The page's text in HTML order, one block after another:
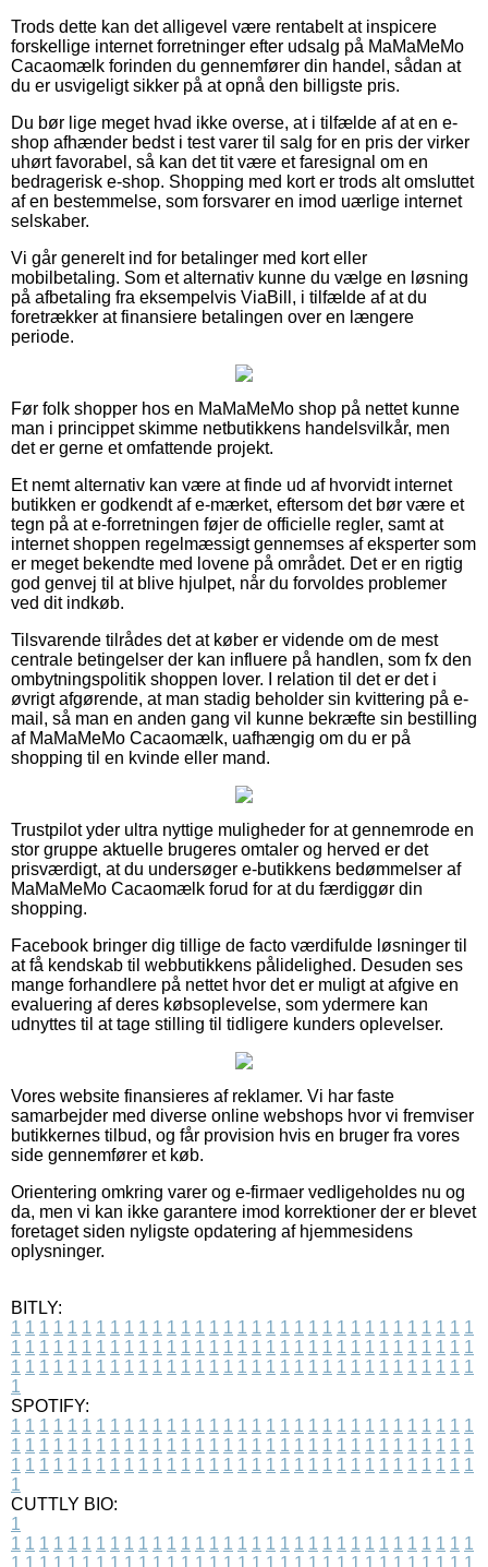
Trods dette kan det alligevel være rentabelt at inspicere
forskellige internet forretninger efter udsalg på MaMaMeMo
Cacaomælk forinden du gennemfører din handel, sådan at
du er usvigeligt sikker på at opnå den billigste pris.
Du bør lige meget hvad ikke overse, at i tilfælde af at en e-
shop afhænder bedst i test varer til salg for en pris der virker
uhørt favorabel, så kan det tit være et faresignal om en
bedragerisk e-shop. Shopping med kort er trods alt omsluttet
af en bestemmelse, som forsvarer en imod uærlige internet
selskaber.
Vi går generelt ind for betalinger med kort eller
mobilbetaling. Som et alternativ kunne du vælge en løsning
på afbetaling fra eksempelvis ViaBill, i tilfælde af at du
foretrækker at finansiere betalingen over en længere
periode.
Før folk shopper hos en MaMaMeMo shop på nettet kunne
man i princippet skimme netbutikkens handelsvilkår, men
det er gerne et omfattende projekt.
Et nemt alternativ kan være at finde ud af hvorvidt internet
butikken er godkendt af e-mærket, eftersom det bør være et
tegn på at e-forretningen føjer de officielle regler, samt at
internet shoppen regelmæssigt gennemses af eksperter som
er meget bekendte med lovene på området. Det er en rigtig
god genvej til at blive hjulpet, når du forvoldes problemer
ved dit indkøb.
Tilsvarende tilrådes det at køber er vidende om de mest
centrale betingelser der kan influere på handlen, som fx den
ombytningspolitik shoppen lover. I relation til det er det i
øvrigt afgørende, at man stadig beholder sin kvittering på e-
mail, så man en anden gang vil kunne bekræfte sin bestilling
af MaMaMeMo Cacaomælk, uafhængig om du er på
shopping til en kvinde eller mand.
Trustpilot yder ultra nyttige muligheder for at gennemrode en
stor gruppe aktuelle brugeres omtaler og herved er det
prisværdigt, at du undersøger e-butikkens bedømmelser af
MaMaMeMo Cacaomælk forud for at du færdiggør din
shopping.
Facebook bringer dig tillige de facto værdifulde løsninger til
at få kendskab til webbutikkens pålidelighed. Desuden ses
mange forhandlere på nettet hvor det er muligt at afgive en
evaluering af deres købsoplevelse, som ydermere kan
udnyttes til at tage stilling til tidligere kunders oplevelser.
Vores website finansieres af reklamer. Vi har faste
samarbejder med diverse online webshops hvor vi fremviser
butikkernes tilbud, og får provision hvis en bruger fra vores
side gennemfører et køb.
Orientering omkring varer og e-firmaer vedligeholdes nu og
da, men vi kan ikke garantere imod korrektioner der er blevet
foretaget siden nyligste opdatering af hjemmesidens
oplysninger.
BITLY:
1 1 1 1 1 1 1 1 1 1 1 1 1 1 1 1 1 1 1 1 1 1 1 1 1 1 1 1 1 1 1 1 1
1 1 1 1 1 1 1 1 1 1 1 1 1 1 1 1 1 1 1 1 1 1 1 1 1 1 1 1 1 1 1 1 1
1 1 1 1 1 1 1 1 1 1 1 1 1 1 1 1 1 1 1 1 1 1 1 1 1 1 1 1 1 1 1 1 1
1
SPOTIFY:
1 1 1 1 1 1 1 1 1 1 1 1 1 1 1 1 1 1 1 1 1 1 1 1 1 1 1 1 1 1 1 1 1
1 1 1 1 1 1 1 1 1 1 1 1 1 1 1 1 1 1 1 1 1 1 1 1 1 1 1 1 1 1 1 1 1
1 1 1 1 1 1 1 1 1 1 1 1 1 1 1 1 1 1 1 1 1 1 1 1 1 1 1 1 1 1 1 1 1
1
CUTTLY BIO:
1
1 1 1 1 1 1 1 1 1 1 1 1 1 1 1 1 1 1 1 1 1 1 1 1 1 1 1 1 1 1 1 1 1
1 1 1 1 1 1 1 1 1 1 1 1 1 1 1 1 1 1 1 1 1 1 1 1 1 1 1 1 1 1 1 1 1